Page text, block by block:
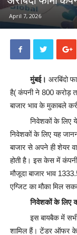
April 7, 2026
मुंबई। अरबिंदो
है( कंपनी ने 800 करोड़
बाजार भाव के मुकाबले
निवेशकों के लिए
निवेशकों के लिए यह
बाजार से अपने ही शेयर
होती है। इस केस में
मौजूदा बाजार भाव
एग्जिट का मौका मिल
निवेशकों के लिए
इस बायबैक में
शामिल हैं। टेंडर ऑफर के